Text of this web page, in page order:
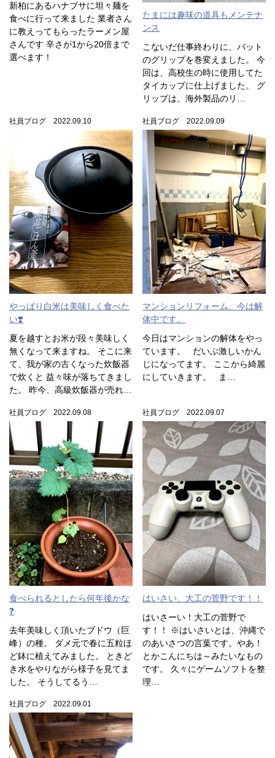
新柏にあるハナブサに坦々麺を
食べに行って来ました 業者さん
に教えってもらったラーメン屋
さんです 辛さが1から20倍まで
選べます！
たまには趣味の道具もメンテナ
ンス
こないだ仕事終わりに、バット
のグリップを巻変えました。 今
回は、高校生の時に使用してた
タイカップに仕上げました。 グ
リップは、海外製品のリ…
社員ブログ 2022.09.10
やっぱり白米は美味しく食べた
い❣️
夏を越すとお米が段々美味しく
無くなって来ますね。 そこに来
て、我が家の古くなった炊飯器
で炊くと 益々味が落ちてきまし
た。 昨今、高級炊飯器が売れ…
社員ブログ 2022.09.09
マンションリフォーム、今は解
体中です。
今日はマンションの解体をやっ
ています。 だいぶ激しいかん
じになってます。 ここから綺麗
にしていきます。 ま…
社員ブログ 2022.09.08
食べられるとしたら何年後かな
❓
去年美味しく頂いたブドウ（巨
峰）の種。 ダメ元で春に五粒ほ
ど鉢に植えてみました。 ときど
き水をやりながら様子を見てま
した。 そうしてるう…
社員ブログ 2022.09.07
はいさい、大工の菅野です！！
はいさーい！大工の菅野で
す！！ ※はいさいとは、沖縄で
のあいさつの言葉です。やあ！
とかこんにちは～みたいなもの
です。 久々にゲームソフトを整
理…
社員ブログ 2022.09.01